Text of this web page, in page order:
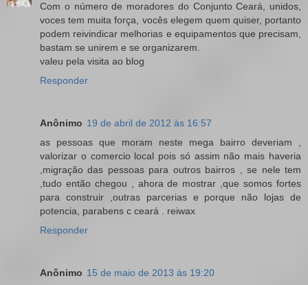
Com o número de moradores do Conjunto Ceará, unidos,
voces tem muita força, vocês elegem quem quiser, portanto
podem reivindicar melhorias e equipamentos que precisam,
bastam se unirem e se organizarem.
valeu pela visita ao blog
Responder
Anônimo 19 de abril de 2012 às 16:57
as pessoas que moram neste mega bairro deveriam ,
valorizar o comercio local pois só assim não mais haveria
,migração das pessoas para outros bairros , se nele tem
,tudo então chegou , ahora de mostrar ,que somos fortes
para construir ,outras parcerias e porque não lojas de
potencia, parabens c ceará . reiwax
Responder
Anônimo 15 de maio de 2013 às 19:20